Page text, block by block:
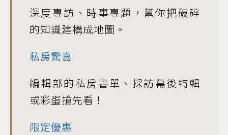
深度專訪、時事專題，幫你把破碎
的知識建構成地圖。
私房驚喜
編輯部的私房書單、採訪幕後特輯
或彩蛋搶先看！
限定優惠